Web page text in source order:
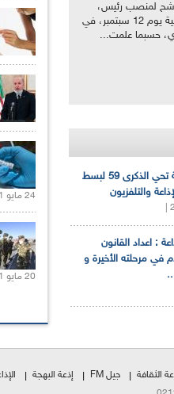
ترشح لمنصب رئيس،
حيث تقرر انعقاد الجمعية العامة الانتخابية يوم 12 سبتمبر، في
حسبما علمت...
الإذاعة الجزائرية تحي الذكرى 59 لبسط
والتلفزيون
: اعداد القانون
في مرحلته الأخيرة و
24 مايو 2021 |
20 مايو 2021 |
الثقافة جيل FM إذعة البهجة